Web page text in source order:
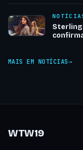
Sterling
MAIS EM NOTÍCIAS
WTW19